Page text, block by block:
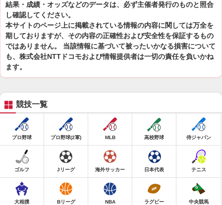
結果・成績・オッズなどのデータは、必ず主催者発行のものと照合
し確認してください。
本サイトのページ上に掲載されている情報の内容に関しては万全を
期しておりますが、その内容の正確性および安全性を保証するもの
ではありません。 当該情報に基づいて被ったいかなる損害について
も、株式会社NTTドコモおよび情報提供者は一切の責任を負いかね
ます。
競技一覧
プロ野球 プロ野球(2軍) MLB 高校野球 侍ジャパン
ゴルフ Jリーグ 海外サッカー 日本代表 テニス
大相撲 Bリーグ NBA ラグビー 中央競馬